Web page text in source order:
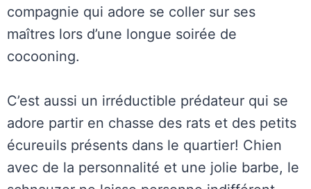
compagnie qui adore se coller sur ses
maîtres lors d’une longue soirée de
cocooning.
C’est aussi un irréductible prédateur qui se
adore partir en chasse des rats et des petits
écureuils présents dans le quartier! Chien
avec de la personnalité et une jolie barbe, le